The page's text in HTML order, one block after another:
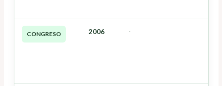
CONGRESO 2006 -